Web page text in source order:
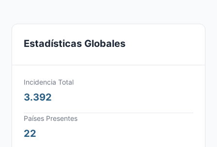
Estadísticas Globales
Incidencia Total
3.392
Países Presentes
22